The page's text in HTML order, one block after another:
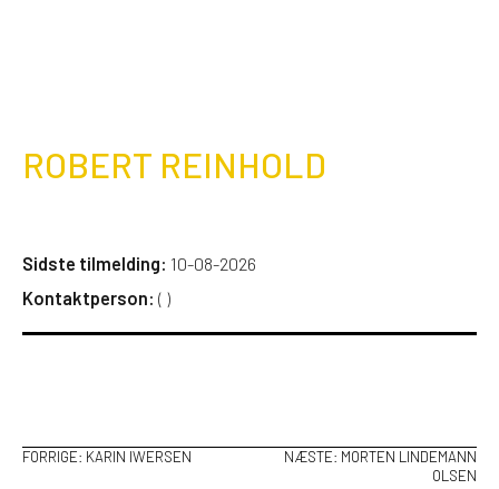
ROBERT REINHOLD
Sidste tilmelding: 10-08-2026
Kontaktperson: ( )
INDLÆGSNAVIGATION
FORRIGE: KARIN IWERSEN NÆSTE: MORTEN LINDEMANN
OLSEN